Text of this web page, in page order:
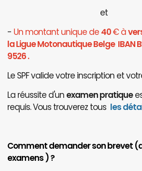
et
- Un montant unique de 40€ à
la Ligue Motonautique Belge IBAN
9526 .
Le SPF valide votre inscription et
La réussite d'un examen pratique
requis. Vous trouverez tous les
Comment demander son brevet
examens ) ?